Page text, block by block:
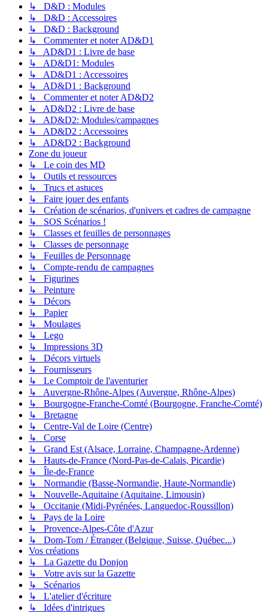
↳ D&D : Modules
↳ D&D : Accessoires
↳ D&D : Background
↳ Commenter et noter AD&D1
↳ AD&D1 : Livre de base
↳ AD&D1: Modules
↳ AD&D1 : Accessoires
↳ AD&D1 : Background
↳ Commenter et noter AD&D2
↳ AD&D2 : Livre de base
↳ AD&D2: Modules/campagnes
↳ AD&D2 : Accessoires
↳ AD&D2 : Background
Zone du joueur
↳ Le coin des MD
↳ Outils et ressources
↳ Trucs et astuces
↳ Faire jouer des enfants
↳ Création de scénarios, d'univers et cadres de campagne
↳ SOS Scénarios !
↳ Classes et feuilles de personnages
↳ Classes de personnage
↳ Feuilles de Personnage
↳ Compte-rendu de campagnes
↳ Figurines
↳ Peinture
↳ Décors
↳ Papier
↳ Moulages
↳ Lego
↳ Impressions 3D
↳ Décors virtuels
↳ Fournisseurs
↳ Le Comptoir de l'aventurier
↳ Auvergne-Rhône-Alpes (Auvergne, Rhône-Alpes)
↳ Bourgogne-Franche-Comté (Bourgogne, Franche-Comté)
↳ Bretagne
↳ Centre-Val de Loire (Centre)
↳ Corse
↳ Grand Est (Alsace, Lorraine, Champagne-Ardenne)
↳ Hauts-de-France (Nord-Pas-de-Calais, Picardie)
↳ Île-de-France
↳ Normandie (Basse-Normandie, Haute-Normandie)
↳ Nouvelle-Aquitaine (Aquitaine, Limousin)
↳ Occitanie (Midi-Pyrénées, Languedoc-Roussillon)
↳ Pays de la Loire
↳ Provence-Alpes-Côte d'Azur
↳ Dom-Tom / Étranger (Belgique, Suisse, Québec...)
Vos créations
↳ La Gazette du Donjon
↳ Votre avis sur la Gazette
↳ Scénarios
↳ L'atelier d'écriture
↳ Idées d'intrigues